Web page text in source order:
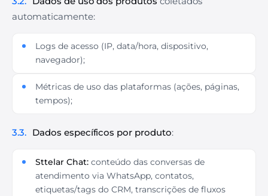
automaticamente:
Logs de acesso (IP, data/hora, dispositivo,
navegador);
Métricas de uso das plataformas (ações, páginas,
tempos);
3.3. Dados específicos por produto:
Sttelar Chat: conteúdo das conversas de
atendimento via WhatsApp, contatos,
etiquetas/tags do CRM, transcrições de fluxos